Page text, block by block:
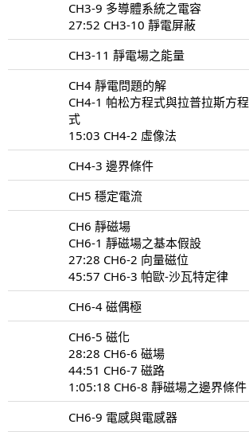
CH3-9 多導體系統之電容
27:52 CH3-10 靜電屏蔽
CH3-11 靜電場之能量
CH4 靜電問題的解
CH4-1 帕松方程式與拉普拉斯方程
式
15:03 CH4-2 虛像法
CH4-3 邊界條件
CH5 穩定電流
CH6 靜磁場
CH6-1 靜磁場之基本假設
27:28 CH6-2 向量磁位
45:57 CH6-3 帕歐-沙瓦特定律
CH6-4 磁偶極
CH6-5 磁化
28:28 CH6-6 磁場
44:51 CH6-7 磁路
1:05:18 CH6-8 靜磁場之邊界條件
CH6-9 電感與電感器